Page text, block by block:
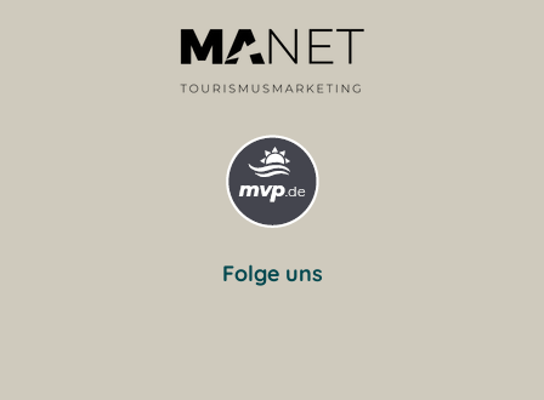
Folge uns